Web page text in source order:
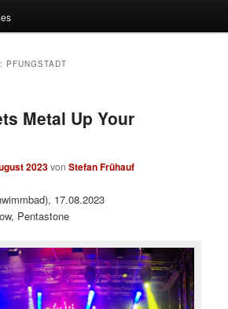
PFUNGSTADT
Metal Up Your
2023vonStefan Frühauf
17.08.2023
Pentastone